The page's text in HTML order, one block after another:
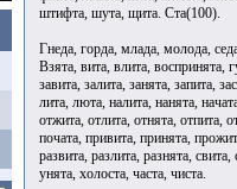
штифта, шута, щита. Ста(100).
Гнеда, горда, млада, молода,
Взята, вита, влита, воспринята,
завита, залита, занята, запита,
лита, люта, налита, нанята,
отжита, отлита, отнята, отпита,
почата, привита, принята,
развита, разлита, разнята,
унята, холоста, часта, чиста.